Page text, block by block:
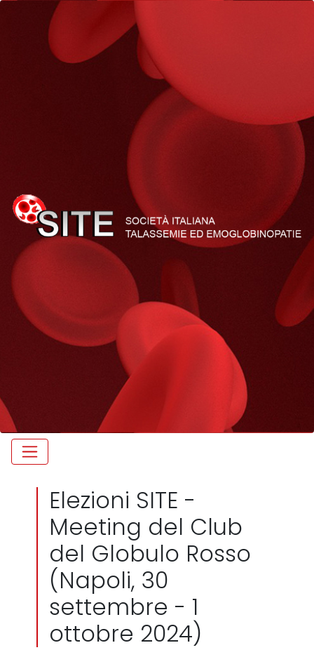
Elezioni SITE -
Meeting del Club
del Globulo Rosso
(Napoli, 30
settembre - 1
ottobre 2024)